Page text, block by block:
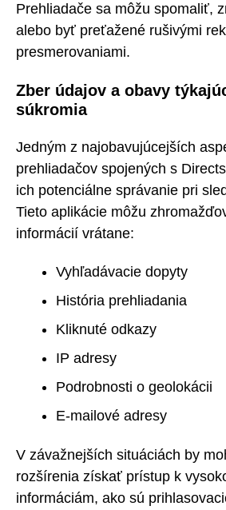
Prehliadače sa môžu spomaliť,
alebo byť preťažené rušivými
presmerovaniami.
Zber údajov a obavy
súkromia
Jedným z najobavujúcejších
prehliadačov spojených s
ich potenciálne správanie pri
Tieto aplikácie môžu
informácií vrátane:
Vyhľadávacie dopyty
História prehliadania
Kliknuté odkazy
IP adresy
Podrobnosti o geolokácii
E-mailové adresy
V závažnejších situáciách by
rozšírenia získať prístup k
informáciám, ako sú